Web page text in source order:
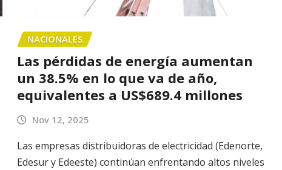
NACIONALES
Las pérdidas de energía aumentan
un 38.5% en lo que va de año,
equivalentes a US$689.4 millones
Nov 12, 2025
Las empresas distribuidoras de electricidad (Edenorte,
Edesur y Edeeste) continúan enfrentando altos niveles